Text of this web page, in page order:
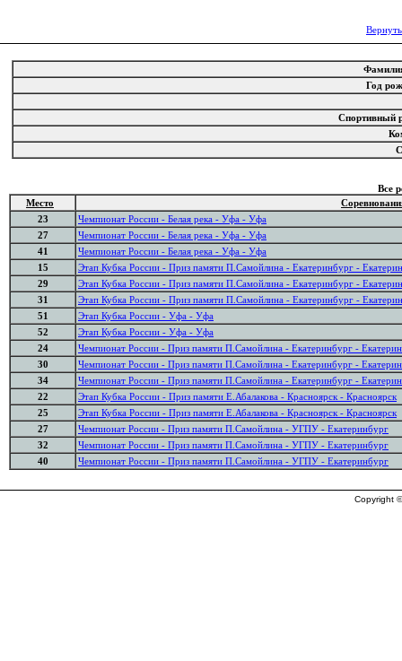
Год
Спортивный
Все
Место
23
Чемпионат России - Белая река - Уфа - Уфа
27
Чемпионат России - Белая река - Уфа - Уфа
41
Чемпионат России - Белая река - Уфа - Уфа
15
Этап Кубка России - Приз памяти П.Самойлина - Екатеринбург -
29
Этап Кубка России - Приз памяти П.Самойлина - Екатеринбург -
31
Этап Кубка России - Приз памяти П.Самойлина - Екатеринбург -
51
Этап Кубка России - Уфа - Уфа
52
Этап Кубка России - Уфа - Уфа
24
Чемпионат России - Приз памяти П.Самойлина - Екатеринбург -
30
Чемпионат России - Приз памяти П.Самойлина - Екатеринбург -
34
Чемпионат России - Приз памяти П.Самойлина - Екатеринбург -
22
Этап Кубка России - Приз памяти Е.Абалакова - Красноярск - Красноярск
25
Этап Кубка России - Приз памяти Е.Абалакова - Красноярск - Красноярск
27
Чемпионат России - Приз памяти П.Самойлина - УГПУ - Екатеринбург
32
Чемпионат России - Приз памяти П.Самойлина - УГПУ - Екатеринбург
40
Чемпионат России - Приз памяти П.Самойлина - УГПУ - Екатеринбург
Copyright